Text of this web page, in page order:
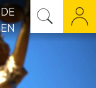
DE
EN